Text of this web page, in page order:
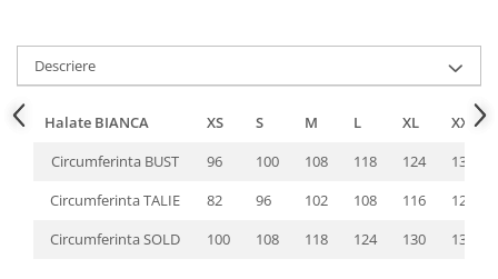
Descriere
Halate BIANCA XS S M L XL
XXL
Circumferinta BUST
96 100 108 118 124
132
Circumferinta TALIE
82 96 102 108 116
126
Circumferinta SOLD
100 108 118 124 130 136